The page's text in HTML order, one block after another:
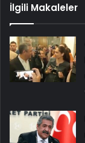
İlgili Makaleler